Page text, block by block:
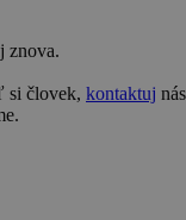
znova.
si človek, kontaktuj